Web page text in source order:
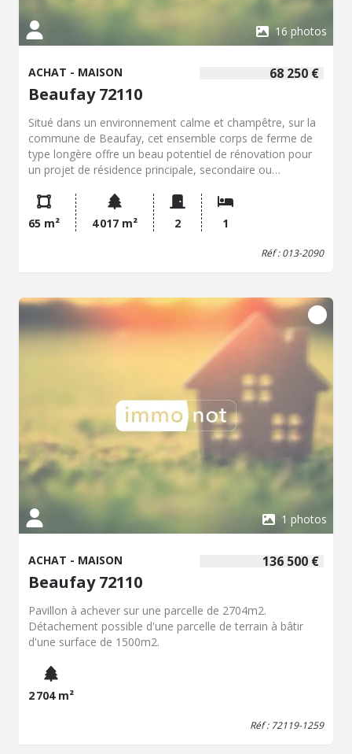
16 photos
68 250 €
ACHAT - MAISON
Beaufay 72110
Situé dans un environnement calme et champêtre, sur la
commune de Beaufay, cet ensemble corps de ferme de
type longère offre un beau potentiel de rénovation pour
un projet de résidence principale, secondaire ou
d'habitation mitoyenne d'un côté d'environ 65 m²,
composée actuellement de : une cuisine, un salon-séjour,
une chambre, une salle d'eau un WC, De nombreuses
dépendances attenantes (anciennes étables, granges,
l'habitation, ateliers, stockage, gîtes, etc.). L'ensemble est
à rénover entièrement, idéal pour les amateurs de pierre
et de projets de rénovation, dans un cadre rural paisible,
à seulement quelques kilomètres des commodités de
65 m² 4 017 m² 2 1
Réf : 013-2090
1 photos
136 500 €
ACHAT - MAISON
Beaufay 72110
Pavillon à achever sur une parcelle de 2704m2.
Détachement possible d'une parcelle de terrain à bâtir
d'une surface de 1500m2.
2 704 m²
Réf : 72119-1259